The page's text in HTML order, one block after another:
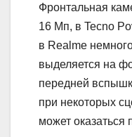
Фронтальная
16 Мп, в Tecno
в Realme
выделяется на
передней
при некоторых
может оказаться